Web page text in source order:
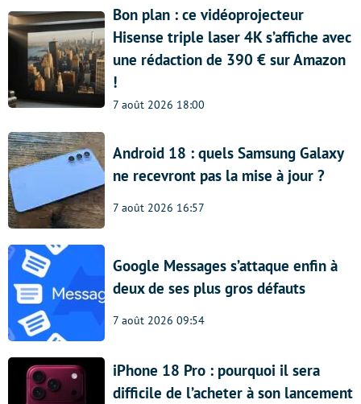
Bon plan : ce vidéoprojecteur
Hisense triple laser 4K s’affiche avec
une rédaction de 390 € sur Amazon
!
7 août 2026 18:00
Android 18 : quels Samsung Galaxy
ne recevront pas la mise à jour ?
7 août 2026 16:57
Google Messages s’attaque enfin à
deux de ses plus gros défauts
7 août 2026 09:54
iPhone 18 Pro : pourquoi il sera
difficile de l’acheter à son lancement